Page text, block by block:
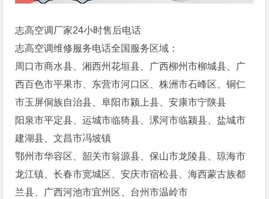
志高空调厂家24小时售后电话
志高空调维修服务电话全国服务区域：
周口市商水县、湘西州花垣县、广西柳州市柳城县、广
西百色市平果市、东营市河口区、株洲市石峰区、铜仁
市玉屏侗族自治县、阜阳市颍上县、安康市宁陕县
阳泉市平定县、运城市临猗县、漯河市临颍县、盐城市
建湖县、文昌市冯坡镇
鄂州市华容区、韶关市翁源县、保山市龙陵县、琼海市
龙江镇、长春市宽城区、安庆市宿松县、海西蒙古族都
兰县、广西河池市宜州区、台州市温岭市